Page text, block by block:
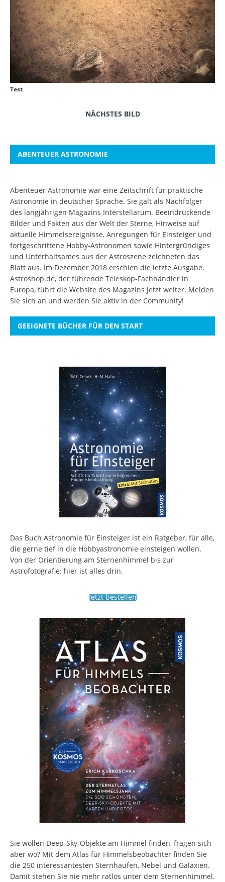
Test
NÄCHSTES BILD
ABENTEUER ASTRONOMIE
Abenteuer Astronomie war eine Zeitschrift für praktische
Astronomie in deutscher Sprache. Sie galt als Nachfolger
des langjährigen Magazins Interstellarum. Beeindruckende
Bilder und Fakten aus der Welt der Sterne, Hinweise auf
aktuelle Himmelsereignisse, Anregungen für Einsteiger und
fortgeschrittene Hobby-Astronomen sowie Hintergründiges
und Unterhaltsames aus der Astroszene zeichneten das
Blatt aus. Im Dezember 2018 erschien die letzte Ausgabe.
Astroshop.de, der führende Teleskop-Fachhändler in
Europa, führt die Website des Magazins jetzt weiter. Melden
Sie sich an und werden Sie aktiv in der Community!
GEEIGNETE BÜCHER FÜR DEN START
Das Buch Astronomie für Einsteiger ist ein Ratgeber, für alle,
die gerne tief in die Hobbyastronomie einsteigen wollen.
Von der Orientierung am Sternenhimmel bis zur
Astrofotografie: hier ist alles drin.
Jetzt bestellen
Sie wollen Deep-Sky-Objekte am Himmel finden, fragen sich
aber wo? Mit dem Atlas für Himmelsbeobachter finden Sie
die 250 interessantesten Sternhaufen, Nebel und Galaxien.
Damit stehen Sie nie mehr ratlos unter dem Sternenhimmel.